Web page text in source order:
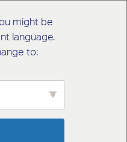
might be
language.
to: